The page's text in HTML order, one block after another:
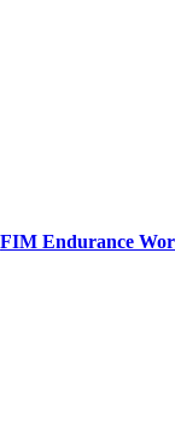
FIM Endurance